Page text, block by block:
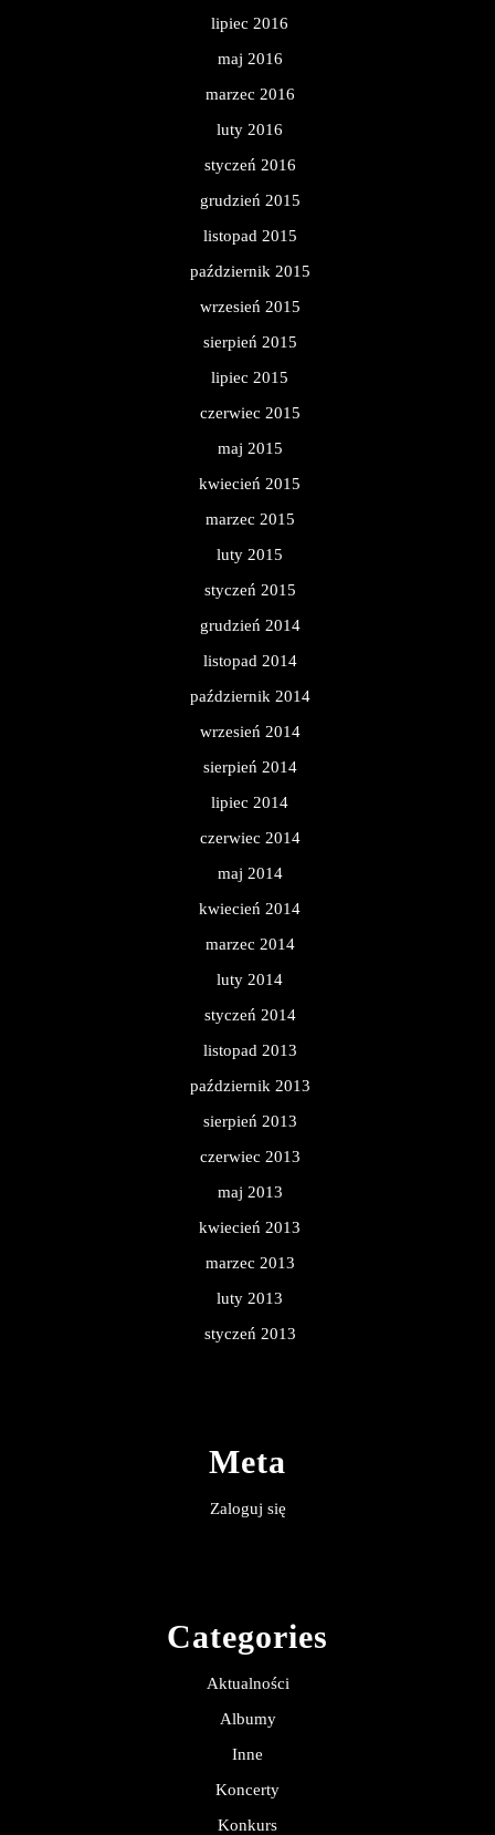
lipiec 2016
maj 2016
marzec 2016
luty 2016
styczeń 2016
grudzień 2015
listopad 2015
październik 2015
wrzesień 2015
sierpień 2015
lipiec 2015
czerwiec 2015
maj 2015
kwiecień 2015
marzec 2015
luty 2015
styczeń 2015
grudzień 2014
listopad 2014
październik 2014
wrzesień 2014
sierpień 2014
lipiec 2014
czerwiec 2014
maj 2014
kwiecień 2014
marzec 2014
luty 2014
styczeń 2014
listopad 2013
październik 2013
sierpień 2013
czerwiec 2013
maj 2013
kwiecień 2013
marzec 2013
luty 2013
styczeń 2013
Meta
Zaloguj się
Categories
Aktualności
Albumy
Inne
Koncerty
Konkurs